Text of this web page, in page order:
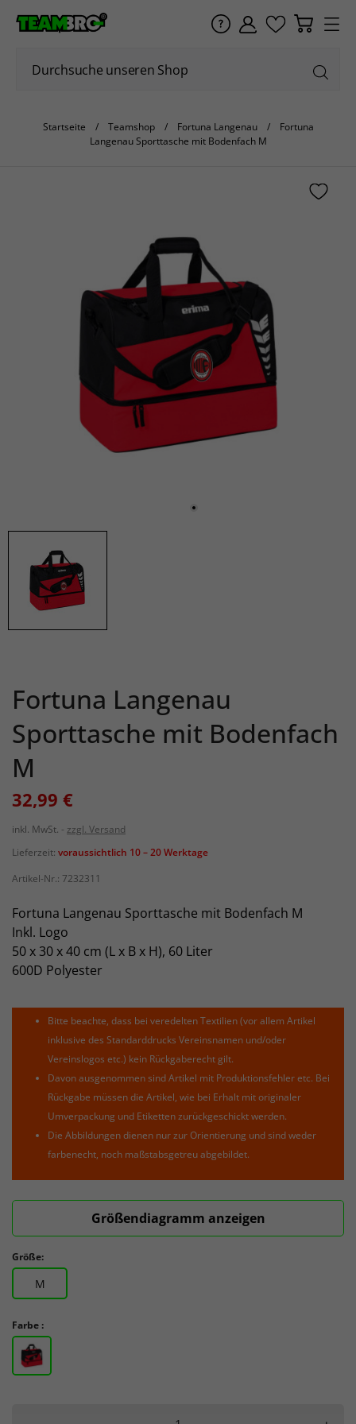
Startseite Teamshop Fortuna Langenau
Fortuna
Langenau Sporttasche mit Bodenfach M
Fortuna Langenau
Sporttasche mit Bodenfach
M
32,99 €
inkl. MwSt.
zzgl. Versand
Lieferzeit: voraussichtlich 10 – 20 Werktage
Artikel-Nr.: 7232311
Fortuna Langenau Sporttasche mit Bodenfach M
Inkl. Logo
50 x 30 x 40 cm (L x B x H), 60 Liter
600D Polyester
Bitte beachte, dass bei veredelten Textilien (vor allem Artikel
inklusive des Standarddrucks Vereinsnamen und/oder
Vereinslogos etc.) kein Rückgaberecht gilt.
Davon ausgenommen sind Artikel mit Produktionsfehler etc. Bei
Rückgabe müssen die Artikel, wie bei Erhalt mit originaler
Umverpackung und Etiketten zurückgeschickt werden.
Die Abbildungen dienen nur zur Orientierung und sind weder
farbenecht, noch maßstabsgetreu abgebildet.
Größendiagramm anzeigen
Größe:
M
Farbe :